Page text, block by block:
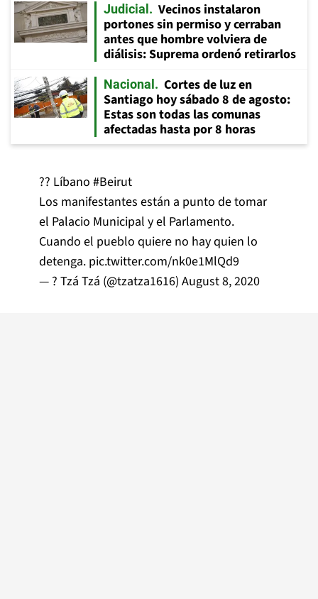
Judicial
Vecinos instalaron
portones sin permiso y cerraban
antes que hombre volviera de
diálisis: Suprema ordenó retirarlos
Nacional
Cortes de luz en
Santiago hoy sábado 8 de agosto:
Estas son todas las comunas
afectadas hasta por 8 horas
?? Líbano #Beirut
Los manifestantes están a punto de tomar
el Palacio Municipal y el Parlamento.
Cuando el pueblo quiere no hay quien lo
detenga. pic.twitter.com/nk0e1MlQd9
— ? Tzá Tzá (@tzatza1616) August 8, 2020